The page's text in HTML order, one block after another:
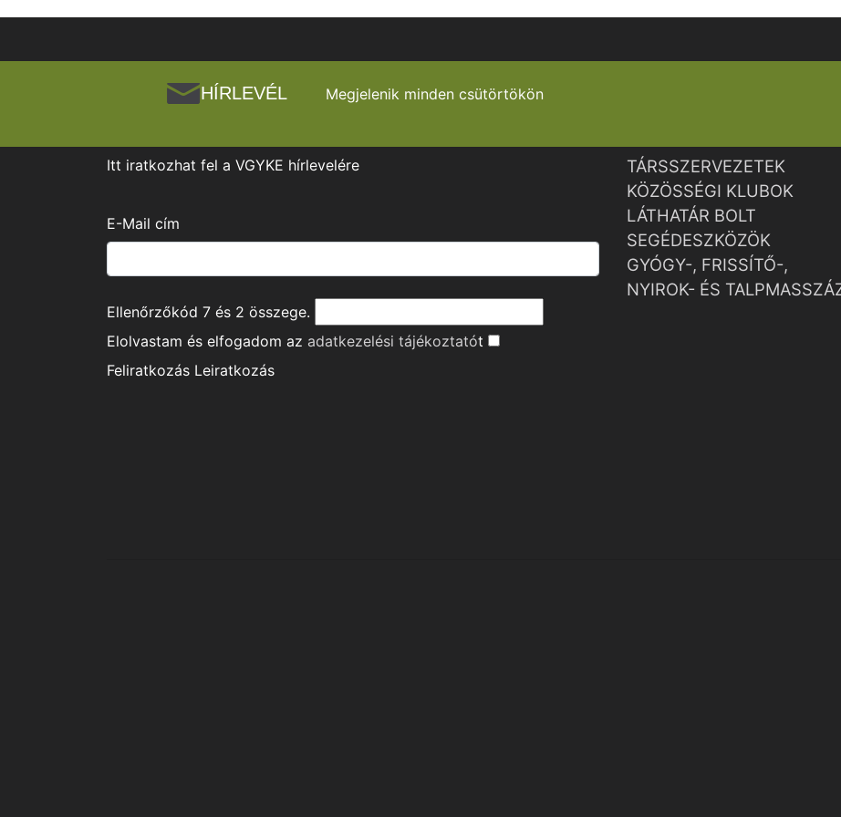
HÍRLEVÉL Megjelenik minden csütörtökön
Itt iratkozhat fel a VGYKE hírlevelére
E-Mail cím
Ellenőrzőkód 7 és 2 összege.
Elolvastam és elfogadom az adatkezelési tájékoztatót
Feliratkozás Leiratkozás
TÁRSSZERVEZETEK
KÖZÖSSÉGI KLUBOK
LÁTHATÁR BOLT
SEGÉDESZKÖZÖK
GYÓGY-, FRISSÍTŐ-,
NYIROK- ÉS